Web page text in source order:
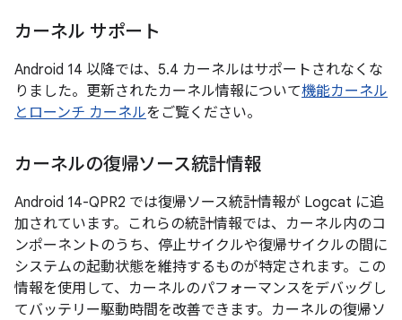
カーネル サポート
Android 14 以降では、5.4 カーネルはサポートされなくな
りました。更新されたカーネル情報について機能カーネル
とローンチ カーネルをご覧ください。
カーネルの復帰ソース統計情報
Android 14-QPR2 では復帰ソース統計情報が Logcat に追
加されています。これらの統計情報では、カーネル内のコ
ンポーネントのうち、停止サイクルや復帰サイクルの間に
システムの起動状態を維持するものが特定されます。この
情報を使用して、カーネルのパフォーマンスをデバッグし
てバッテリー駆動時間を改善できます。カーネルの復帰ソ